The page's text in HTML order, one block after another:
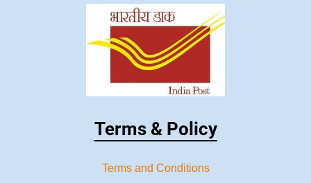
Terms & Policy
Terms and Conditions